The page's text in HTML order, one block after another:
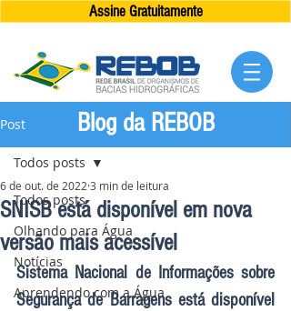
Assine Gratuitamente
Post
Todos posts
Olhando para Água
Notícias
Aprendendo com a Água
Todos posts
SNISB está disponível em nova
versão mais acessível
6 de out. de 2022 3 min de leitura
Sistema Nacional de Informações sobre
Segurança de Barragens está disponível
Blog da REBOB